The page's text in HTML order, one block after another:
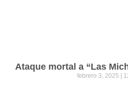
Ataque mortal a “Las
febrero 3, 2025